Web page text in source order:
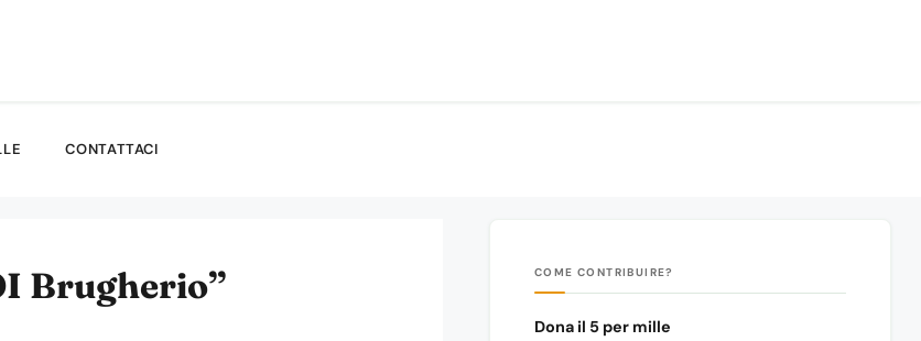
CONTATTACI
Brugherio” COME CONTRIBUIRE?
Dona il 5 per mille